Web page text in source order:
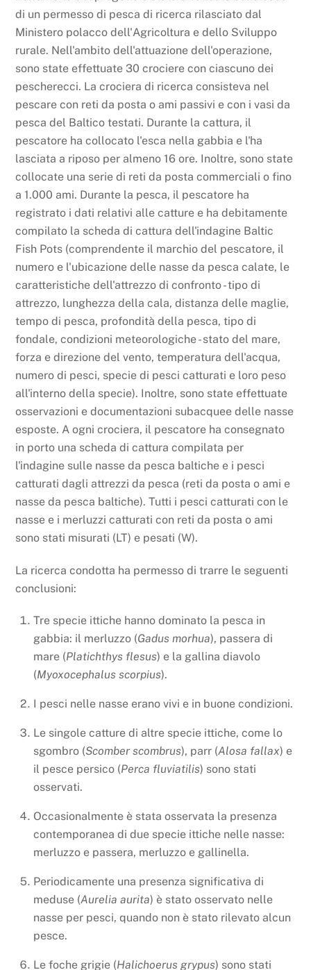
di un permesso di pesca di ricerca rilasciato dal
Ministero polacco dell'Agricoltura e dello Sviluppo
rurale. Nell'ambito dell'attuazione dell'operazione,
sono state effettuate 30 crociere con ciascuno dei
pescherecci. La crociera di ricerca consisteva nel
pescare con reti da posta o ami passivi e con i vasi da
pesca del Baltico testati. Durante la cattura, il
pescatore ha collocato l'esca nella gabbia e l'ha
lasciata a riposo per almeno 16 ore. Inoltre, sono state
collocate una serie di reti da posta commerciali o fino
a 1.000 ami. Durante la pesca, il pescatore ha
registrato i dati relativi alle catture e ha debitamente
compilato la scheda di cattura dell'indagine Baltic
Fish Pots (comprendente il marchio del pescatore, il
numero e l'ubicazione delle nasse da pesca calate, le
caratteristiche dell'attrezzo di confronto - tipo di
attrezzo, lunghezza della cala, distanza delle maglie,
tempo di pesca, profondità della pesca, tipo di
fondale, condizioni meteorologiche - stato del mare,
forza e direzione del vento, temperatura dell'acqua,
numero di pesci, specie di pesci catturati e loro peso
all'interno della specie). Inoltre, sono state effettuate
osservazioni e documentazioni subacquee delle nasse
esposte. A ogni crociera, il pescatore ha consegnato
in porto una scheda di cattura compilata per
l'indagine sulle nasse da pesca baltiche e i pesci
catturati dagli attrezzi da pesca (reti da posta o ami e
nasse da pesca baltiche). Tutti i pesci catturati con le
nasse e i merluzzi catturati con reti da posta o ami
sono stati misurati (LT) e pesati (W).
La ricerca condotta ha permesso di trarre le seguenti
conclusioni:
Tre specie ittiche hanno dominato la pesca in
gabbia: il merluzzo (Gadus morhua), passera di
mare (Platichthys flesus) e la gallina diavolo
(Myoxocephalus scorpius).
I pesci nelle nasse erano vivi e in buone condizioni.
Le singole catture di altre specie ittiche, come lo
sgombro (Scomber scombrus), parr (Alosa fallax) e
il pesce persico (Perca fluviatilis) sono stati
osservati.
Occasionalmente è stata osservata la presenza
contemporanea di due specie ittiche nelle nasse:
merluzzo e passera, merluzzo e gallinella.
Periodicamente una presenza significativa di
meduse (Aurelia aurita) è stato osservato nelle
nasse per pesci, quando non è stato rilevato alcun
pesce.
Le foche grigie (Halichoerus grypus) sono stati